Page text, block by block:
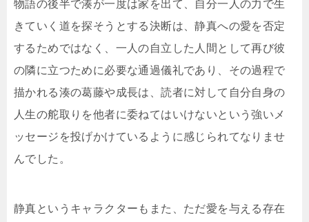
物語の後半で湊が一度は家を出て、自分一人の力で生
きていく道を探そうとする決断は、静真への愛を否定
するためではなく、一人の自立した人間として再び彼
の隣に立つために必要な通過儀礼であり、その過程で
描かれる湊の葛藤や成長は、読者に対して自分自身の
人生の舵取りを他者に委ねてはいけないという強いメ
ッセージを投げかけているように感じられてなりませ
んでした。
静真というキャラクターもまた、ただ愛を与える存在